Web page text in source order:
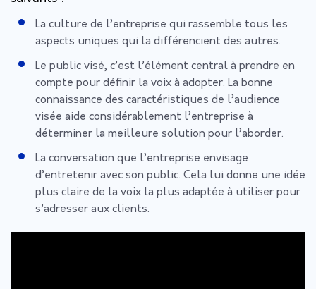
La culture de l’entreprise qui rassemble tous les
aspects uniques qui la différencient des autres.
Le public visé, c’est l’élément central à prendre en
compte pour définir la voix à adopter. La bonne
connaissance des caractéristiques de l’audience
visée aide considérablement l’entreprise à
déterminer la meilleure solution pour l’aborder.
La conversation que l’entreprise envisage
d’entretenir avec son public. Cela lui donne une idée
plus claire de la voix la plus adaptée à utiliser pour
s’adresser aux clients.